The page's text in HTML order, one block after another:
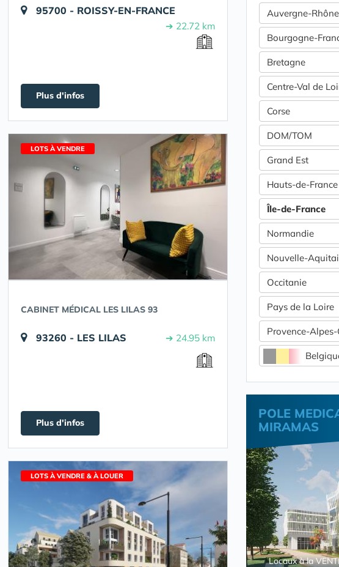
95700 - ROISSY-EN-FRANCE
➔ 22.72 km
Plus d'infos
LOTS À VENDRE
CABINET MÉDICAL LES LILAS 93
93260 - LES LILAS ➔ 24.95 km
Plus d'infos
LOTS À VENDRE & À LOUER
Auvergne-
Bourgogne-
Bretagne
Centre-Val de
Corse
DOM/TOM
Grand Est
Hauts-de-France
Île-de-France
Normandie
Nouvelle-
Occitanie
Pays de la Loire
Provence-
POLE
MIRAMAS
Locaux à la